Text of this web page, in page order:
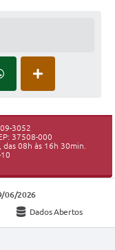
3052
37508-000
08h às 16h 30min.
06/2026
Dados Abertos